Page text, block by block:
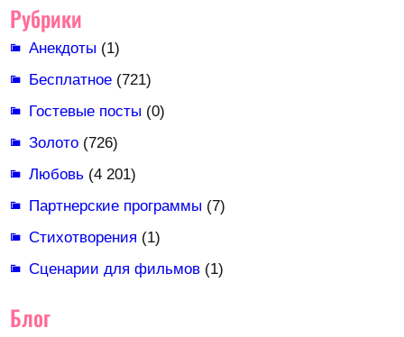
Рубрики
Анекдоты (1)
Бесплатное(721)
Гостевые посты (0)
Золото(726)
Любовь(4 201)
Партнерские программы (7)
Стихотворения (1)
Сценарии для фильмов(1)
Блог